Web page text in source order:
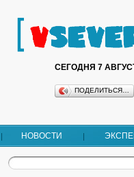
СЕГОДНЯ 7
ПОДЕЛИТЬСЯ…
НОВОСТИ